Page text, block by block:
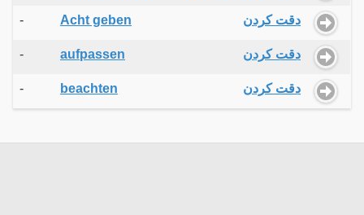
- Acht geben دقت کردن
- aufpassen دقت کردن
- beachten دقت کردن